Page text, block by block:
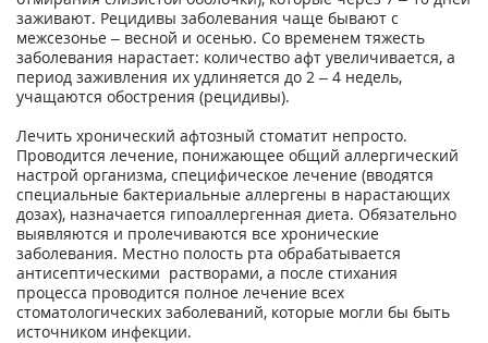
заживают. Рецидивы заболевания чаще бывают с
межсезонье – весной и осенью. Со временем тяжесть
заболевания нарастает: количество афт увеличивается, а
период заживления их удлиняется до 2 – 4 недель,
учащаются обострения (рецидивы).
Лечить хронический афтозный стоматит непросто.
Проводится лечение, понижающее общий аллергический
настрой организма, специфическое лечение (вводятся
специальные бактериальные аллергены в нарастающих
дозах), назначается гипоаллергенная диета. Обязательно
выявляются и пролечиваются все хронические
заболевания. Местно полость рта обрабатывается
антисептическими растворами, а после стихания
процесса проводится полное лечение всех
стоматологических заболеваний, которые могли бы быть
источником инфекции.